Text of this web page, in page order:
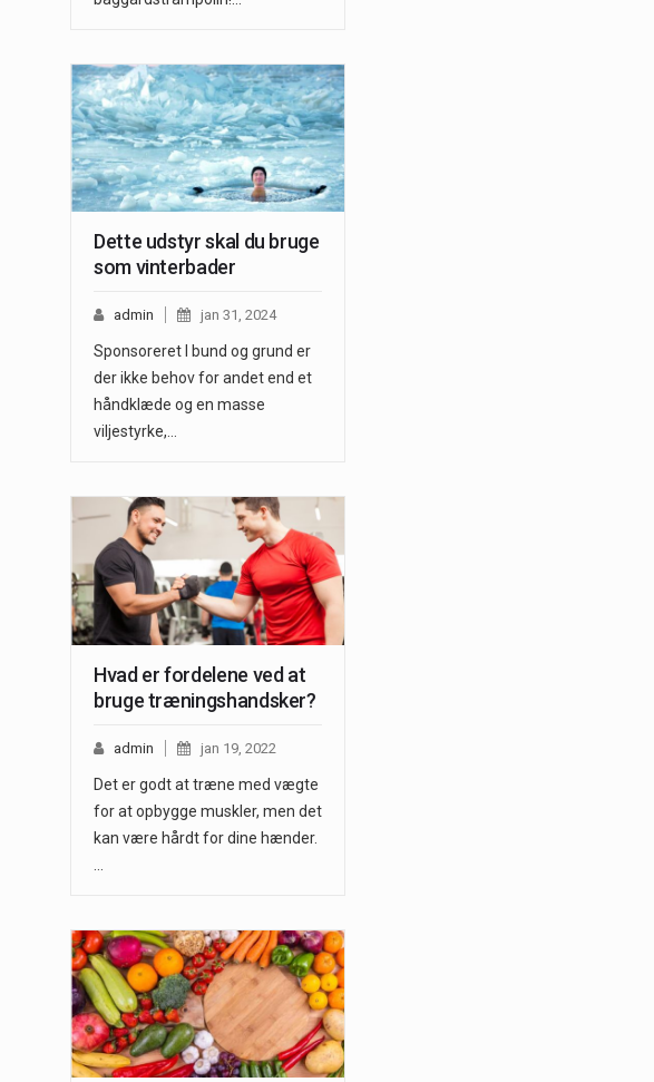
Dette udstyr skal du bruge
som vinterbader
admin jan 31, 2024
Sponsoreret I bund og grund er
der ikke behov for andet end et
håndklæde og en masse
viljestyrke,…
Hvad er fordelene ved at
bruge træningshandsker?
admin jan 19, 2022
Det er godt at træne med vægte
for at opbygge muskler, men det
kan være hårdt for dine hænder.